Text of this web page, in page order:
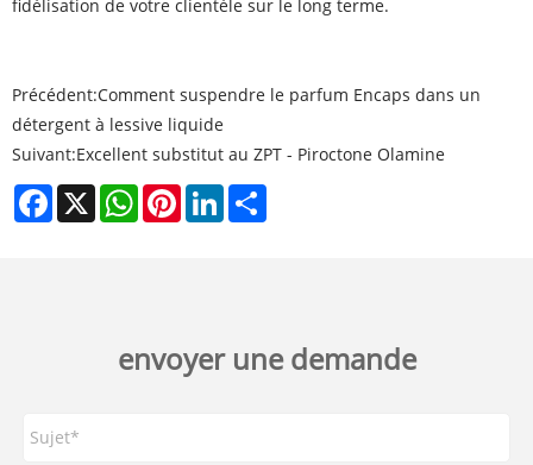
fidélisation de votre clientèle sur le long terme.
Précédent:Comment suspendre le parfum Encaps dans un
détergent à lessive liquide
Suivant:Excellent substitut au ZPT - Piroctone Olamine
Facebook
X WhatsAppPinterestLinkedIn
envoyer une demande